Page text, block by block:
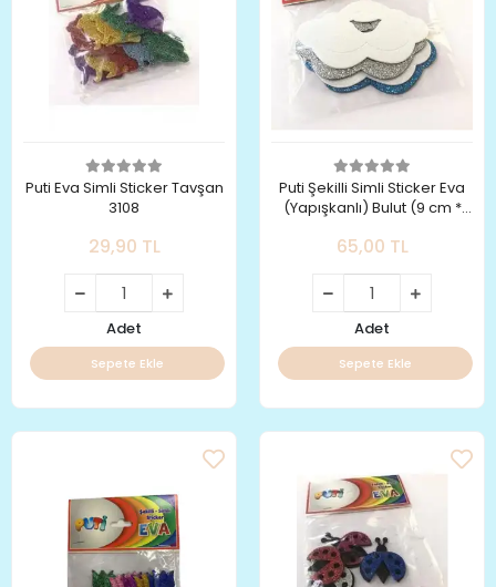
Puti Eva Simli Sticker Tavşan
3108
29,90 TL
Adet
Sepete Ekle
Puti Şekilli Simli Sticker Eva
(Yapışkanlı) Bulut (9 cm *
65,00 TL
Adet
Sepete Ekle